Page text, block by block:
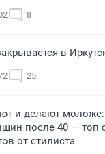
8
в
25
и делают
после 40 — топ
от стилиста